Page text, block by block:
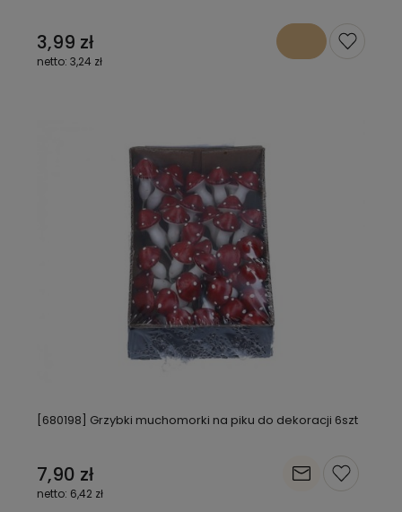
3,99 zł
3,24 zł
[680198] Grzybki muchomorki na piku do dekoracji 6szt
7,90 zł
6,42 zł